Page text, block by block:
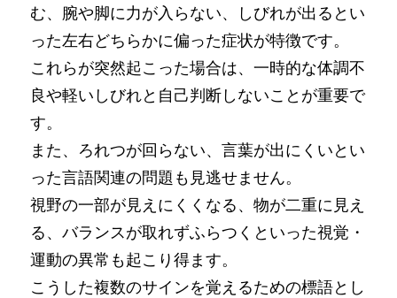
む、腕や脚に力が入らない、しびれが出るとい
った左右どちらかに偏った症状が特徴です。
これらが突然起こった場合は、一時的な体調不
良や軽いしびれと自己判断しないことが重要で
す。
また、ろれつが回らない、言葉が出にくいとい
った言語関連の問題も見逃せません。
視野の一部が見えにくくなる、物が二重に見え
る、バランスが取れずふらつくといった視覚・
運動の異常も起こり得ます。
こうした複数のサインを覚えるための標語とし